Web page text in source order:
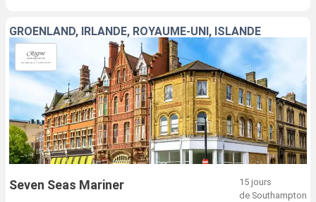
GRÖENLAND, IRLANDE, ROYAUME-UNI, ISLANDE
Seven Seas Mariner
15 jours
de Southampton